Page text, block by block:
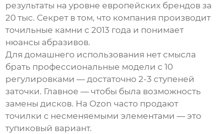
результаты на уровне европейских брендов за
20 тыс. Секрет в том, что компания производит
точильные камни с 2013 года и понимает
нюансы абразивов.
Для домашнего использования нет смысла
брать профессиональные модели с 10
регулировками — достаточно 2-3 ступеней
заточки. Главное — чтобы была возможность
замены дисков. На Ozon часто продают
точилки с несменяемыми элементами — это
тупиковый вариант.